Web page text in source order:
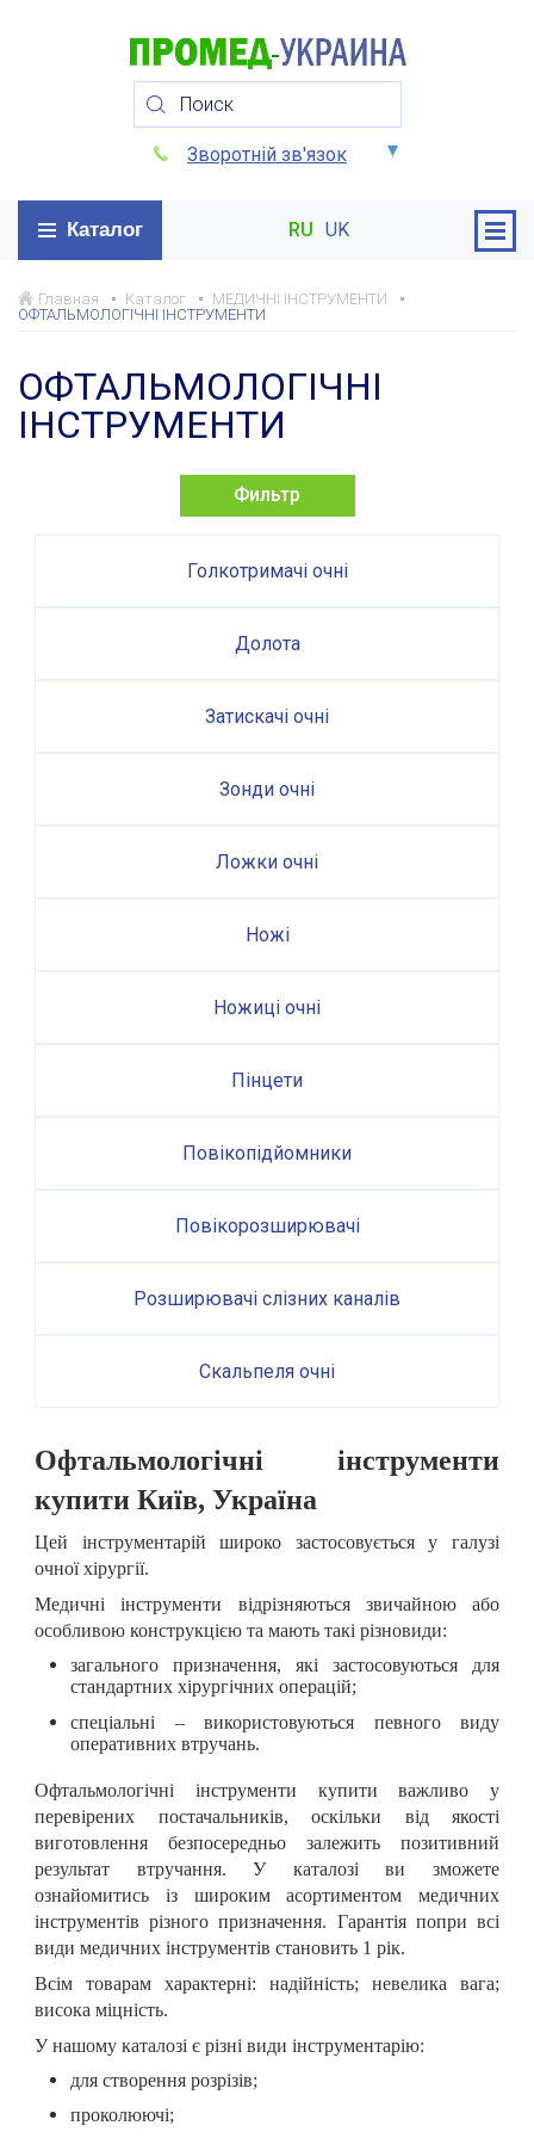
Зворотній зв'язок
Каталог RU UK
Главная Каталог
МЕДИЧНІ ІНСТРУМЕНТИ
ОФТАЛЬМОЛОГІЧНІ ІНСТРУМЕНТИ
ОФТАЛЬМОЛОГІЧНІ
ІНСТРУМЕНТИ
Фильтр
Голкотримачі очні
Долота
Затискачі очні
Зонди очні
Ложки очні
Ножі
Ножиці очні
Пінцети
Повікопідйомники
Повікорозширювачі
Розширювачі слізних каналів
Скальпеля очні
Офтальмологічні інструменти
купити Київ, Україна
Цей інструментарій широко застосовується у галузі
очної хірургії.
Медичні інструменти відрізняються звичайною або
особливою конструкцією та мають такі різновиди:
загального призначення, які застосовуються для
стандартних хірургічних операцій;
спеціальні – використовуються певного виду
оперативних втручань.
Офтальмологічні інструменти купити важливо у
перевірених постачальників, оскільки від якості
виготовлення безпосередньо залежить позитивний
результат втручання. У каталозі ви зможете
ознайомитись із широким асортиментом медичних
інструментів різного призначення. Гарантія попри всі
види медичних інструментів становить 1 рік.
Всім товарам характерні:
надійність;
невелика вага;
висока міцність.
У нашому каталозі є різні види інструментарію:
для створення розрізів;
проколюючі;